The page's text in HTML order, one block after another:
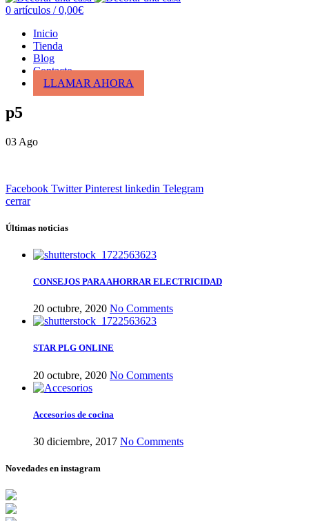
0 artículos / 0,00€
Inicio
Tienda
Blog
Contacto
LLAMAR AHORA
p5
03 Ago
Facebook Twitter Pinterest linkedin Telegram
cerrar
Últimas noticias
CONSEJOS PARA AHORRAR ELECTRICIDAD
20 octubre, 2020 No Comments
STAR PLG ONLINE
20 octubre, 2020 No Comments
Accesorios de cocina
30 diciembre, 2017 No Comments
Novedades en instagram